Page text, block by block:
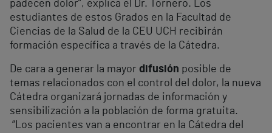
padecen dolor”, explica el Dr. Tornero. Los
estudiantes de estos Grados en la Facultad de
Ciencias de la Salud de la CEU UCH recibirán
formación específica a través de la Cátedra.
De cara a generar la mayor difusión posible de
temas relacionados con el control del dolor, la nueva
Cátedra organizará jornadas de información y
sensibilización a la población de forma gratuita.
“Los pacientes van a encontrar en la Cátedra del